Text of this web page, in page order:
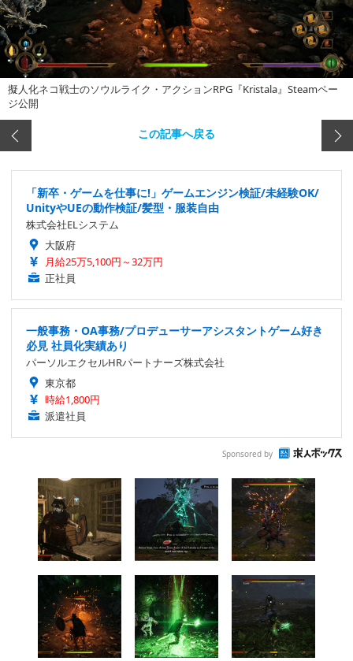
擬人化ネコ戦士のソウルライク・アクションRPG『Kristala』Steamペー
ジ公開
この記事へ戻る
「新卒・ゲームを仕事に!」ゲームエンジン検証/未経験OK/
UnityやUEの動作検証/髪型・服装自由
株式会社ELシステム
大阪府
月給25万5,100円～32万円
正社員
一般事務・OA事務/プロデューサーアシスタントゲーム好き
必見 社員化実績あり
パーソルエクセルHRパートナーズ株式会社
東京都
時給1,800円
派遣社員
Sponsored by